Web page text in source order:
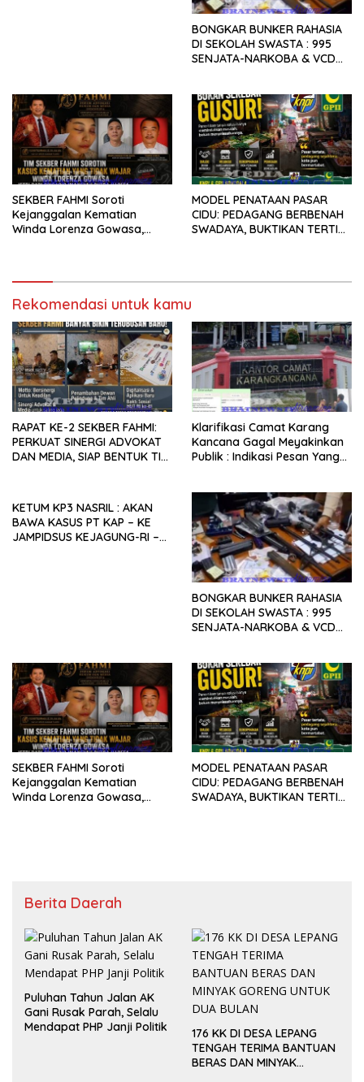
BONGKAR BUNKER RAHASIA
DI SEKOLAH SWASTA : 995
SENJATA-NARKOBA & VCD
SEKBER FAHMI Soroti
Kejanggalan Kematian
Winda Lorenza Gowasa,
MODEL PENATAAN PASAR
CIDU: PEDAGANG BERBENAH
SWADAYA, BUKTIKAN TERTIB
Rekomendasi untuk kamu
RAPAT KE-2 SEKBER FAHMI:
PERKUAT SINERGI ADVOKAT
DAN MEDIA, SIAP BENTUK TIM
Klarifikasi Camat Karang
Kancana Gagal Meyakinkan
Publik : Indikasi Pesan Yang
KETUM KP3 NASRIL : AKAN
BAWA KASUS PT KAP – KE
JAMPIDSUS KEJAGUNG-RI –
BONGKAR BUNKER RAHASIA
DI SEKOLAH SWASTA : 995
SENJATA-NARKOBA & VCD
SEKBER FAHMI Soroti
Kejanggalan Kematian
Winda Lorenza Gowasa,
MODEL PENATAAN PASAR
CIDU: PEDAGANG BERBENAH
SWADAYA, BUKTIKAN TERTIB
Berita Daerah
Puluhan Tahun Jalan AK
Gani Rusak Parah, Selalu
Mendapat PHP Janji Politik
176 KK DI DESA LEPANG
TENGAH TERIMA BANTUAN
BERAS DAN MINYAK